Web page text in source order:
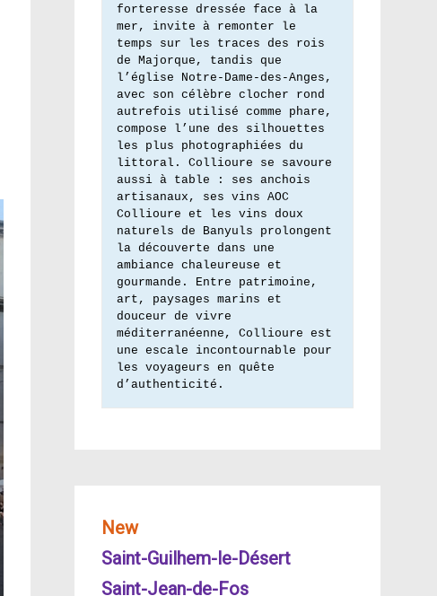
forteresse dressée face à la
mer, invite à remonter le
temps sur les traces des rois
de Majorque, tandis que
l’église Notre-Dame-des-Anges,
avec son célèbre clocher rond
autrefois utilisé comme phare,
compose l’une des silhouettes
les plus photographiées du
littoral. Collioure se savoure
aussi à table : ses anchois
artisanaux, ses vins AOC
Collioure et les vins doux
naturels de Banyuls prolongent
la découverte dans une
ambiance chaleureuse et
gourmande. Entre patrimoine,
art, paysages marins et
douceur de vivre
méditerranéenne, Collioure est
une escale incontournable pour
les voyageurs en quête
d’authenticité.
New
Saint-Guilhem-le-Désert
Saint-Jean-de-Fos